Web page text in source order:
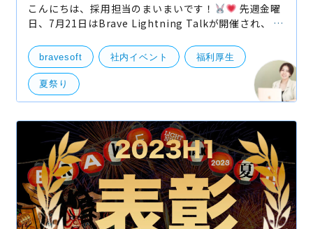
こんにちは、採用担当のまいまいです！
日、7月21日はBrave Lightning Talkが開催され、 今
平、法被など夏の装いで各自発表をしていただきまし
た！
bravesoft 社内イベント 福利厚生
夏祭り